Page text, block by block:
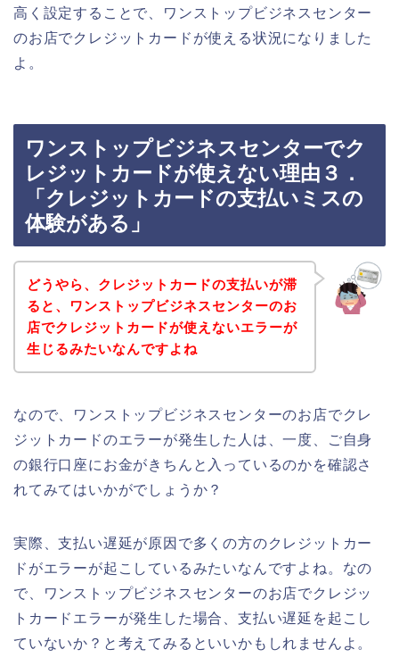
高く設定することで、ワンストップビジネスセンター
のお店でクレジットカードが使える状況になりました
よ。
ワンストップビジネスセンターでク
レジットカードが使えない理由３．
「クレジットカードの支払いミスの
体験がある」
どうやら、クレジットカードの支払いが滞
ると、ワンストップビジネスセンターのお
店でクレジットカードが使えないエラーが
生じるみたいなんですよね
なので、ワンストップビジネスセンターのお店でクレ
ジットカードのエラーが発生した人は、一度、ご自身
の銀行口座にお金がきちんと入っているのかを確認さ
れてみてはいかがでしょうか？
実際、支払い遅延が原因で多くの方のクレジットカー
ドがエラーが起こしているみたいなんですよね。なの
で、ワンストップビジネスセンターのお店でクレジッ
トカードエラーが発生した場合、支払い遅延を起こし
ていないか？と考えてみるといいかもしれませんよ。